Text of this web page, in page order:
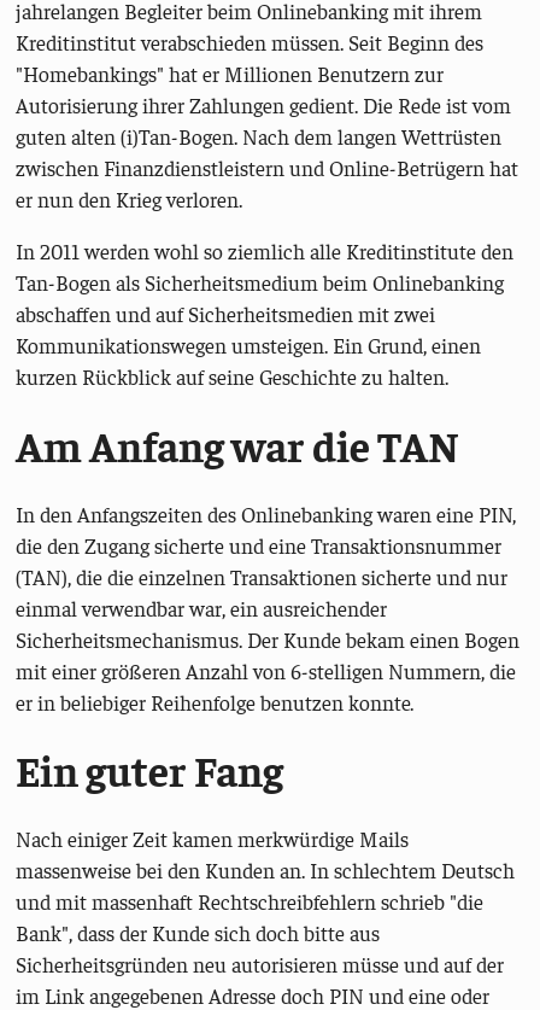
jahrelangen Begleiter beim Onlinebanking mit ihrem
Kreditinstitut verabschieden müssen. Seit Beginn des
"Homebankings" hat er Millionen Benutzern zur
Autorisierung ihrer Zahlungen gedient. Die Rede ist vom
guten alten (i)Tan-Bogen. Nach dem langen Wettrüsten
zwischen Finanzdienstleistern und Online-Betrügern hat
er nun den Krieg verloren.
In 2011 werden wohl so ziemlich alle Kreditinstitute den
Tan-Bogen als Sicherheitsmedium beim Onlinebanking
abschaffen und auf Sicherheitsmedien mit zwei
Kommunikationswegen umsteigen. Ein Grund, einen
kurzen Rückblick auf seine Geschichte zu halten.
Am Anfang war die TAN
In den Anfangszeiten des Onlinebanking waren eine PIN,
die den Zugang sicherte und eine Transaktionsnummer
(TAN), die die einzelnen Transaktionen sicherte und nur
einmal verwendbar war, ein ausreichender
Sicherheitsmechanismus. Der Kunde bekam einen Bogen
mit einer größeren Anzahl von 6-stelligen Nummern, die
er in beliebiger Reihenfolge benutzen konnte.
Ein guter Fang
Nach einiger Zeit kamen merkwürdige Mails
massenweise bei den Kunden an. In schlechtem Deutsch
und mit massenhaft Rechtschreibfehlern schrieb "die
Bank", dass der Kunde sich doch bitte aus
Sicherheitsgründen neu autorisieren müsse und auf der
im Link angegebenen Adresse doch PIN und eine oder